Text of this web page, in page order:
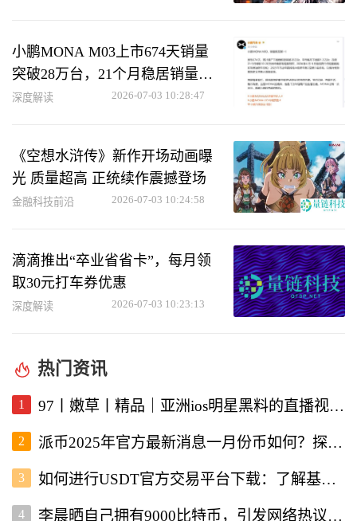
小鹏MONA M03上市674天销量
突破28万台，21个月稳居销量榜
首
深度解读 2026-07-03 10:28:47
《空想水浒传》新作开场动画曝
光 质量超高 正统续作震撼登场
金融科技前沿 2026-07-03 10:24:58
滴滴推出“卒业省省卡”，每月领
取30元打车券优惠
深度解读 2026-07-03 10:23:13
热门资讯
1 97丨嫩草丨精品｜亚洲ios明星黑料的直播视频软件深度解析
2 派币2025年官方最新消息一月份币如何？探讨未来发展与行情走势
3 如何进行USDT官方交易平台下载：了解基本流程与注意事项
4 李晨晒自己拥有9000比特币，引发网络热议与投资者关注